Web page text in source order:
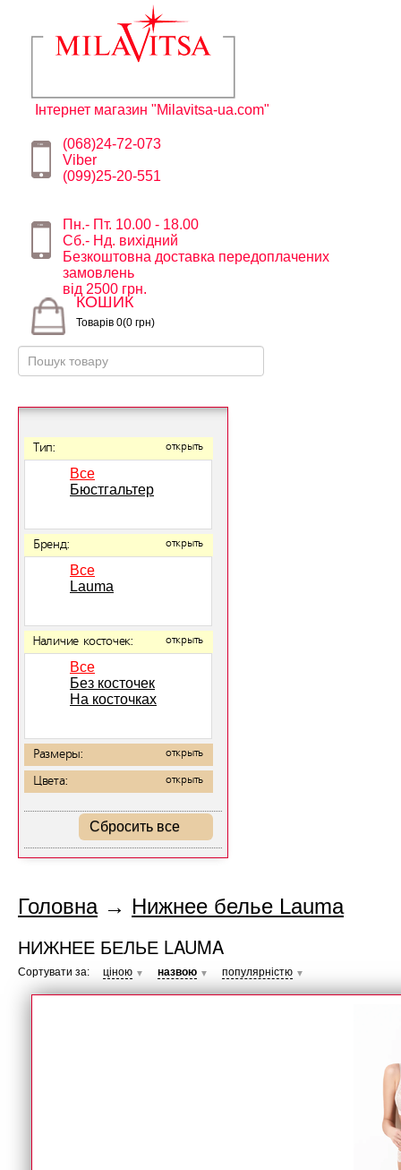
Інтернет магазин "Milavitsa-ua.com"
(068)24-72-073
Viber
(099)25-20-551
Пн.- Пт. 10.00 - 18.00
Сб.- Нд. вихідний
Безкоштовна доставка передоплачених
замовлень
від 2500 грн.
КОШИК
Товарів 0(0 грн)
Тип: открыть
Все
Бюстгальтер
Бренд: открыть
Все
Lauma
Наличие косточек: открыть
Все
Без косточек
На косточках
Размеры: открыть
Цвета: открыть
Сбросить все
Головна→ Нижнее белье Lauma
НИЖНЕЕ БЕЛЬЕ LAUMA
Сортувати за: ціною ▼ назвою ▼ популярністю ▼